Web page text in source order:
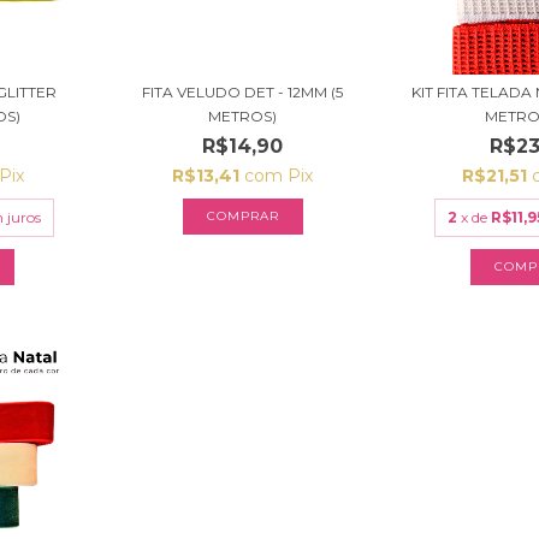
Pix
juros
FITA VELUDO DET - 12MM (5
METROS)
R$14,90
R$13,41 com Pix
COMPRAR
KIT FITA TELADA
R$21,51
2 x de